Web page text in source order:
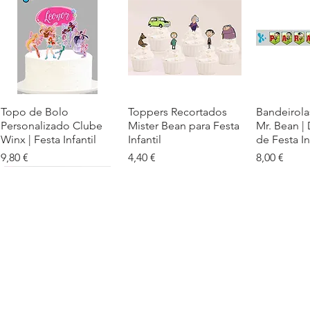
Visualização rápida
Topo de Bolo
Personalizado Clube
Winx | Festa Infantil
Preço
9,80 €
Visualização rápida
Toppers Recortados
Mister Bean para Festa
Infantil
Preço
4,40 €
Mr. Bean |
de Festa
Preço
8,00 €